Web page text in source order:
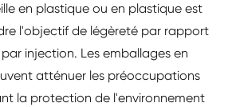
en plastique ou en plastique est
l'objectif de légèreté par rapport
injection. Les emballages en
atténuer les préoccupations
la protection de l'environnement